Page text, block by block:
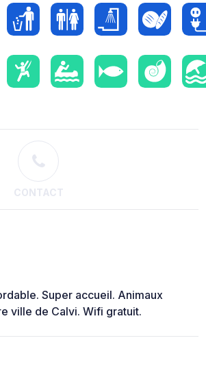
CONTACT
Super accueil. Animaux
ville de Calvi. Wifi gratuit.